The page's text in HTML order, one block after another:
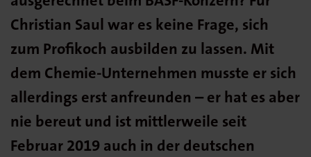
Christian Saul war es keine Frage, sich
zum Profikoch ausbilden zu lassen. Mit
dem Chemie-Unternehmen musste er sich
allerdings erst anfreunden – er hat es aber
nie bereut und ist mittlerweile seit
Februar 2019 auch in der deutschen